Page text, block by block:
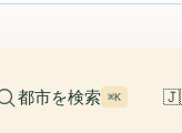
都市を検索 ⌘K